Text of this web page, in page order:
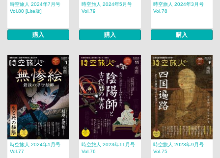
時空旅人 2024年7月号
Vol.80 [Lite版]
購入
時空旅人 2024年5月号
Vol.79
購入
時空旅人 2024年3月号
Vol.78
購入
時空旅人 2024年1月号
Vol.77
時空旅人 2023年11月号
Vol.76
時空旅人 2023年9月号
Vol.75